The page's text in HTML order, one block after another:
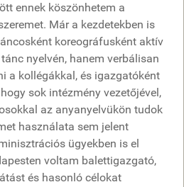
ennek köszönhetem a
Már a kezdetekben is
koreográfusként aktív
nyelvén, hanem verbálisan
a kollégákkal, és igazgatóként
sok intézmény vezetőjével,
az anyanyelvükön tudok
használata sem jelent
ügyekben is el
voltam balettigazgató,
és hasonló célokat